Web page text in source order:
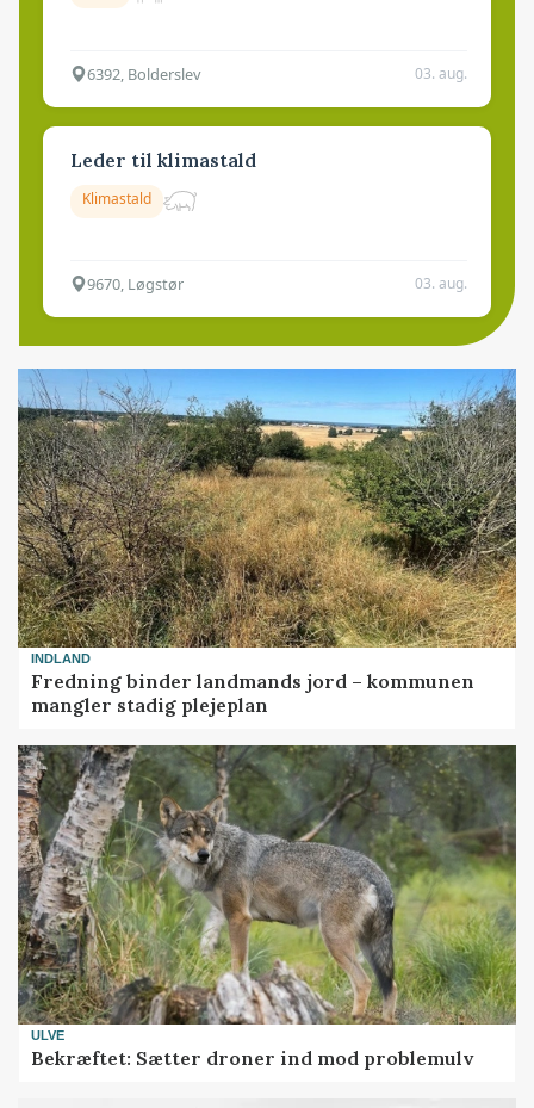
6392, Bolderslev 03. aug.
Leder til klimastald
Klimastald
9670, Løgstør 03. aug.
INDLAND
Fredning binder landmands jord – kommunen
mangler stadig plejeplan
ULVE
Bekræftet: Sætter droner ind mod problemulv